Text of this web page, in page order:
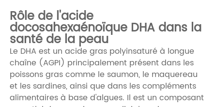
Rôle de l'acide
docosahexaénoïque DHA dans la
santé de la peau
Le DHA est un acide gras polyinsaturé à longue
chaîne (AGPI) principalement présent dans les
poissons gras comme le saumon, le maquereau
et les sardines, ainsi que dans les compléments
alimentaires à base d'algues. Il est un composant